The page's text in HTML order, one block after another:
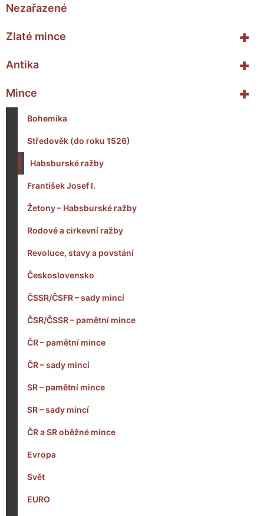
Nezařazené
+
Zlaté mince
+
Antika
+
Mince
Bohemika
Středověk (do roku 1526)
Habsburské ražby
František Josef I.
Žetony – Habsburské ražby
Rodové a cirkevní ražby
Revoluce, stavy a povstání
Československo
ČSSR/ČSFR – sady mincí
ČSR/ČSSR – pamětní mince
ČR – pamětní mince
ČR – sady mincí
SR – pamětní mince
SR – sady mincí
ČR a SR oběžné mince
Evropa
Svět
EURO